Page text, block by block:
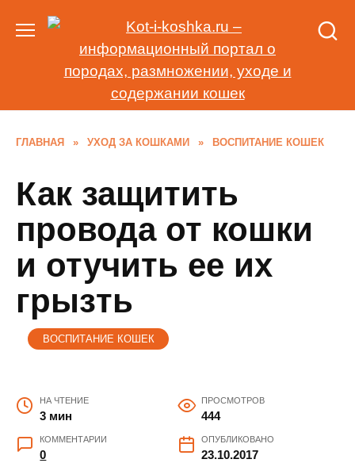
содержанию
ГЛАВНАЯ » УХОД ЗА КОШКАМИ » ВОСПИТАНИЕ КОШЕК
Как защитить
провода от кошки
и отучить ее их
грызть
ВОСПИТАНИЕ КОШЕК
НА ЧТЕНИЕ
3 мин
ПРОСМОТРОВ
444
КОММЕНТАРИИ
0
ОПУБЛИКОВАНО
23.10.2017